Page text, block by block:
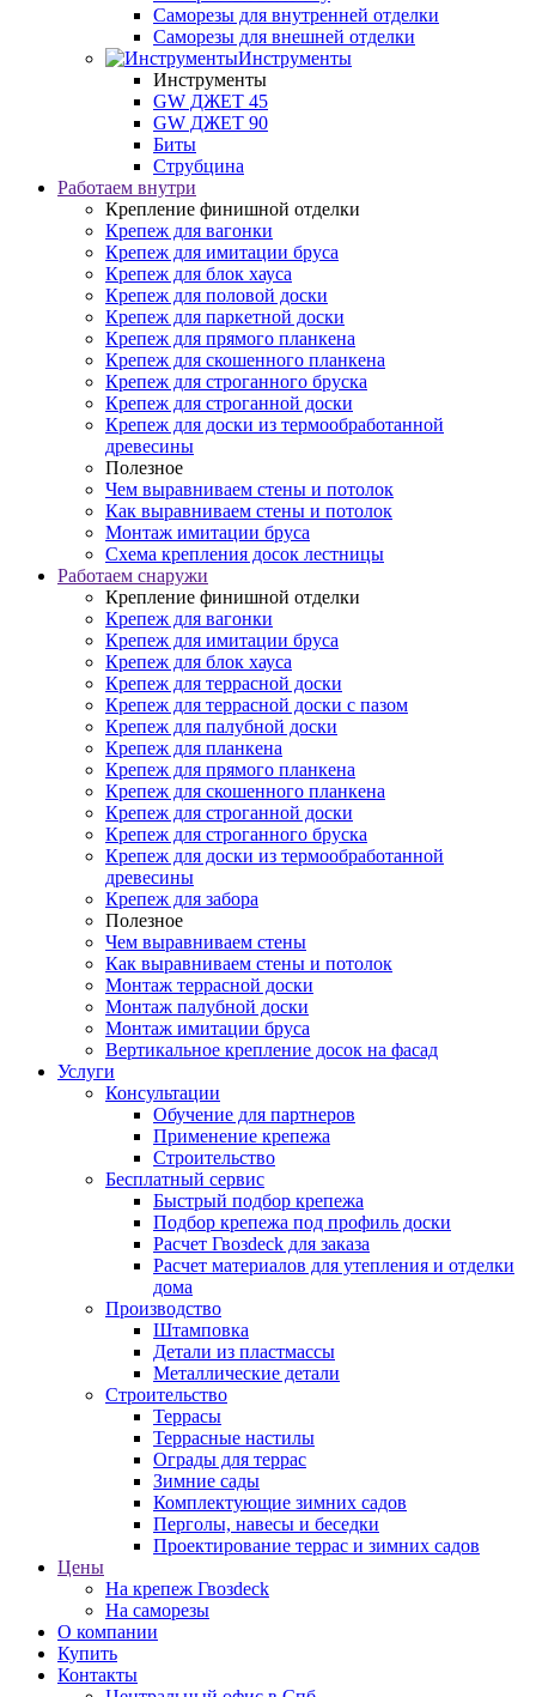
Саморезы для внутренней отделки
Саморезы для внешней отделки
Инструменты
Инструменты
GW ДЖЕТ 45
GW ДЖЕТ 90
Биты
Струбцина
Работаем внутри
Крепление финишной отделки
Крепеж для вагонки
Крепеж для имитации бруса
Крепеж для блок хауса
Крепеж для половой доски
Крепеж для паркетной доски
Крепеж для прямого планкена
Крепеж для скошенного планкена
Крепеж для строганного бруска
Крепеж для строганной доски
Крепеж для доски из термообработанной
древесины
Полезное
Чем выравниваем стены и потолок
Как выравниваем стены и потолок
Монтаж имитации бруса
Схема крепления досок лестницы
Работаем снаружи
Крепление финишной отделки
Крепеж для вагонки
Крепеж для имитации бруса
Крепеж для блок хауса
Крепеж для террасной доски
Крепеж для террасной доски с пазом
Крепеж для палубной доски
Крепеж для планкена
Крепеж для прямого планкена
Крепеж для скошенного планкена
Крепеж для строганной доски
Крепеж для строганного бруска
Крепеж для доски из термообработанной
древесины
Крепеж для забора
Полезное
Чем выравниваем стены
Как выравниваем стены и потолок
Монтаж террасной доски
Монтаж палубной доски
Монтаж имитации бруса
Вертикальное крепление досок на фасад
Услуги
Консультации
Обучение для партнеров
Применение крепежа
Строительство
Бесплатный сервис
Быстрый подбор крепежа
Подбор крепежа под профиль доски
Расчет Гвозdeck для заказа
Расчет материалов для утепления и отделки
дома
Производство
Штамповка
Детали из пластмассы
Металлические детали
Строительство
Террасы
Террасные настилы
Ограды для террас
Зимние сады
Комплектующие зимних садов
Перголы, навесы и беседки
Проектирование террас и зимних садов
Цены
На крепеж Гвозdeck
На саморезы
О компании
Купить
Контакты